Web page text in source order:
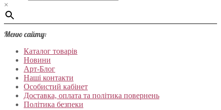
×
Меню сайту:
Каталог товарів
Новини
Арт-Блог
Наші контакти
Особистий кабінет
Доставка, оплата та політика повернень
Політика безпеки